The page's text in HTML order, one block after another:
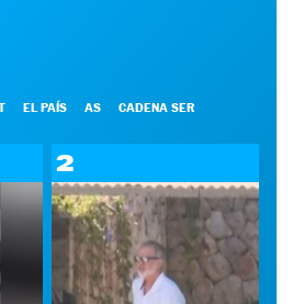
EL PAÍS AS CADENA SER
2